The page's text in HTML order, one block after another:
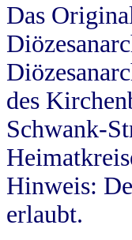
Das
des
Schwank-
Hinweis:
erlaubt.